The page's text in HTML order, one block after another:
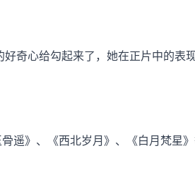
奇心给勾起来了，她在正片中的表现
遥》、《西北岁月》、《白月梵星》